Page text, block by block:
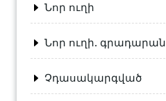
Նոր ուղի
Նոր ուղի. գրադարան
Չդասակարգված